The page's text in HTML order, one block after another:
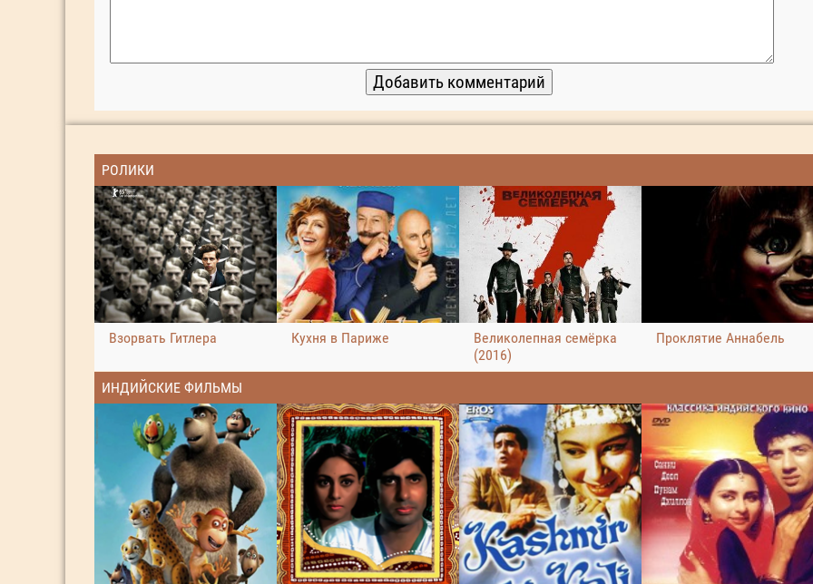
РОЛИКИ
Взорвать Гитлера Кухня в Париже
Великолепная семёрка
(2016)
Проклятие Аннабель
ИНДИЙСКИЕ ФИЛЬМЫ